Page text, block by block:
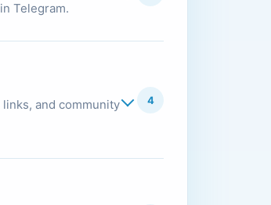
Telegram.
and community
4